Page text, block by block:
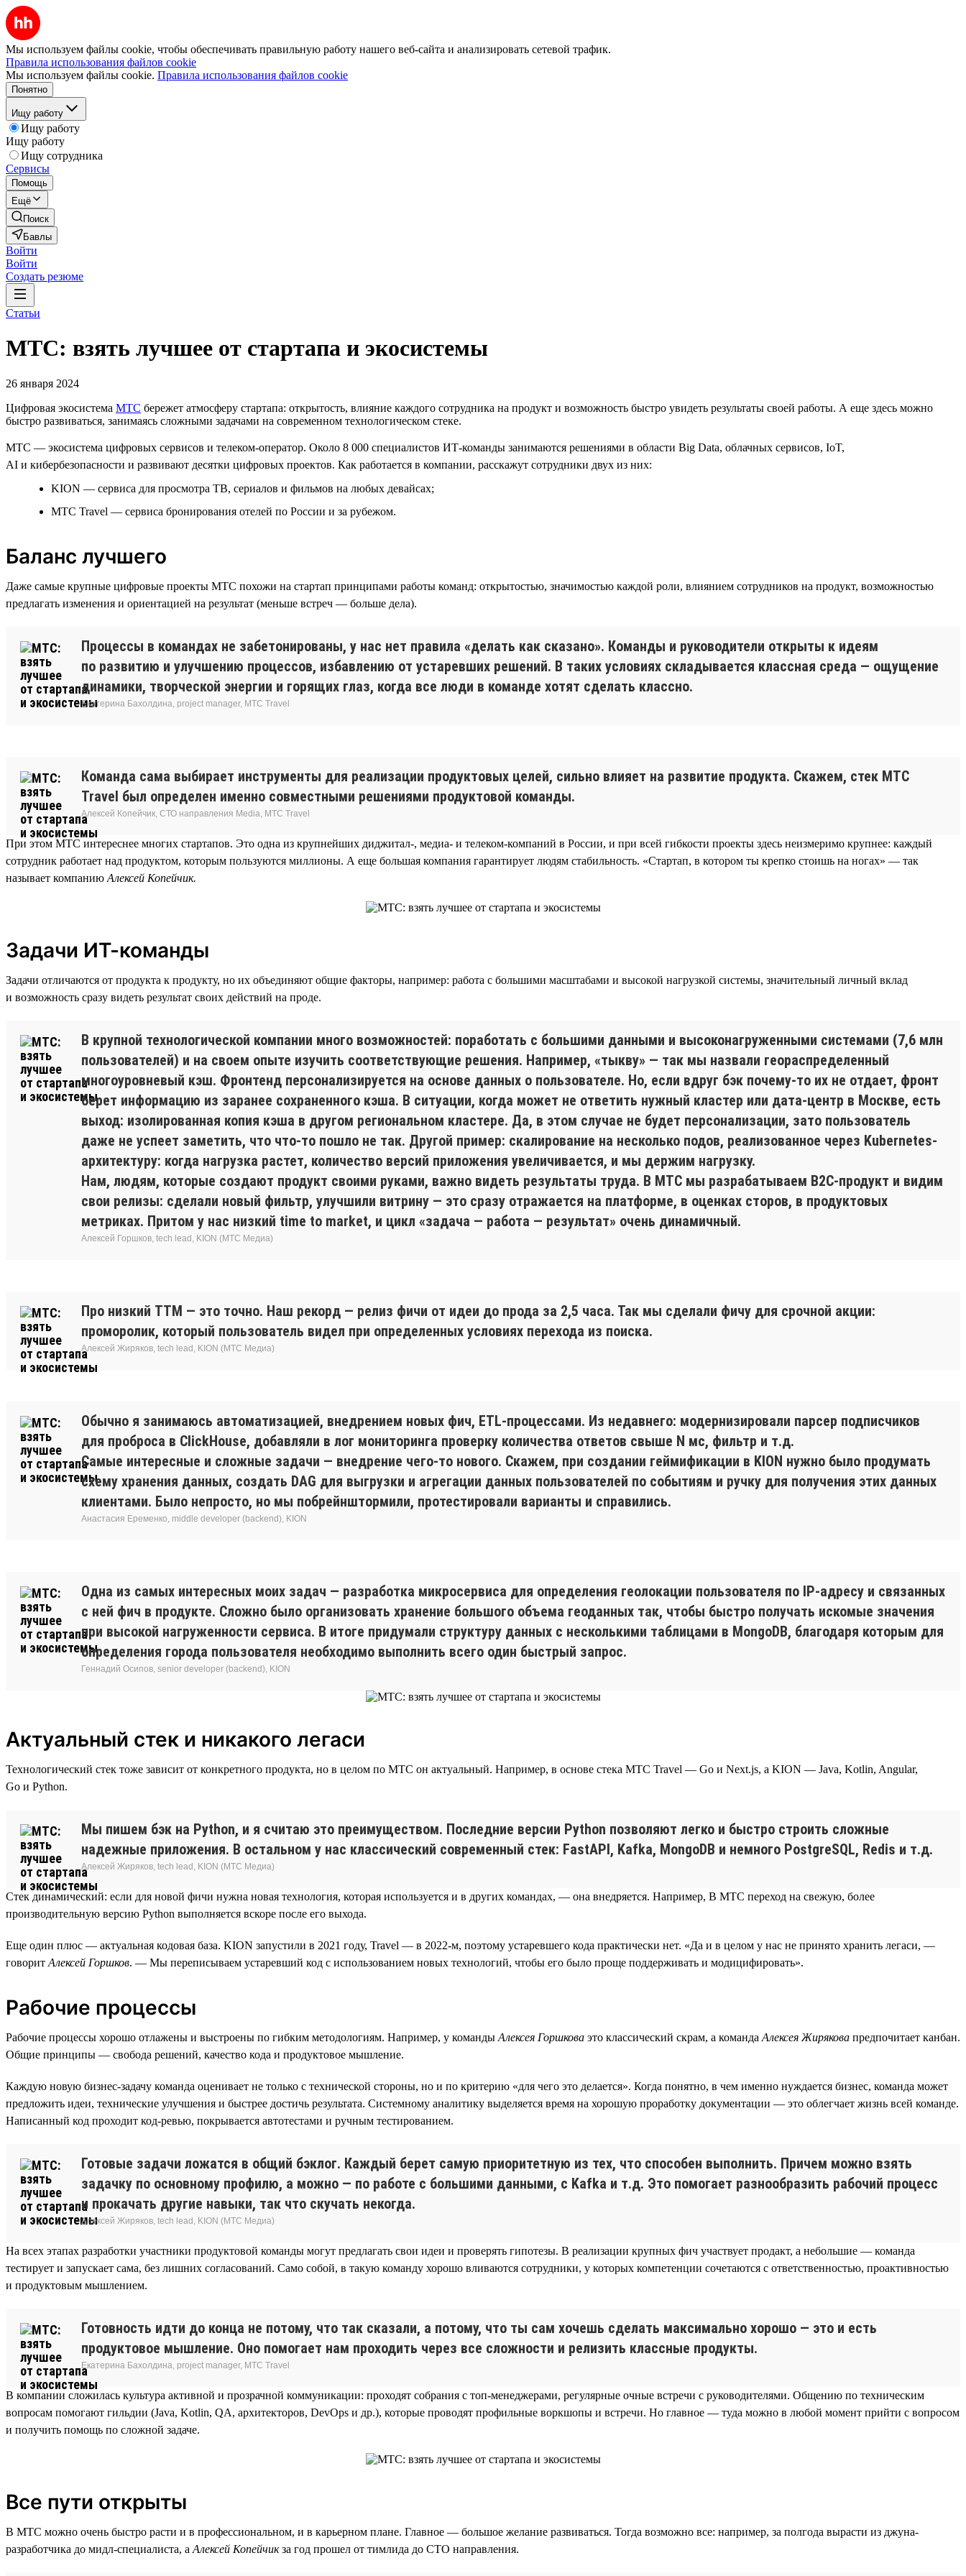
Мы используем файлы cookie, чтобы обеспечивать правильную работу нашего веб-сайта и анализировать сетевой трафик.
Правила использования файлов cookie
Мы используем файлы cookie. Правила использования файлов cookie
Понятно
Ищу работу
Ищу работу
Ищу работу
Ищу сотрудника
Сервисы
Помощь
Ещё
Поиск
Бавлы
Войти
Войти
Создать резюме
Статьи
МТС: взять лучшее от стартапа и экосистемы
26 января 2024
Цифровая экосистема МТС бережет атмосферу стартапа: открытость, влияние каждого сотрудника на продукт и возможность быстро увидеть результаты своей работы. А еще здесь можно
быстро развиваться, занимаясь сложными задачами на современном технологическом стеке.
МТС — экосистема цифровых сервисов и телеком-оператор. Около 8 000 специалистов ИТ-команды занимаются решениями в области Big Data, облачных сервисов, IoT,
AI и кибербезопасности и развивают десятки цифровых проектов. Как работается в компании, расскажут сотрудники двух из них:
KION — сервиса для просмотра ТВ, сериалов и фильмов на любых девайсах;
МТС Travel — сервиса бронирования отелей по России и за рубежом.
Баланс лучшего
Даже самые крупные цифровые проекты МТС похожи на стартап принципами работы команд: открытостью, значимостью каждой роли, влиянием сотрудников на продукт, возможностью
предлагать изменения и ориентацией на результат (меньше встреч — больше дела).
Процессы в командах не забетонированы, у нас нет правила «делать как сказано». Команды и руководители открыты к идеям
по развитию и улучшению процессов, избавлению от устаревших решений. В таких условиях складывается классная среда — ощущение
динамики, творческой энергии и горящих глаз, когда все люди в команде хотят сделать классно.
Екатерина Бахолдина, project manager, МТС Travel
Команда сама выбирает инструменты для реализации продуктовых целей, сильно влияет на развитие продукта. Скажем, стек МТС
Travel был определен именно совместными решениями продуктовой команды.
Алексей Копейчик, СТО направления Media, МТС Travel
При этом МТС интереснее многих стартапов. Это одна из крупнейших диджитал-, медиа- и телеком-компаний в России, и при всей гибкости проекты здесь неизмеримо крупнее: каждый
сотрудник работает над продуктом, которым пользуются миллионы. А еще большая компания гарантирует людям стабильность. «Стартап, в котором ты крепко стоишь на ногах» — так
называет компанию Алексей Копейчик.
Задачи ИТ-команды
Задачи отличаются от продукта к продукту, но их объединяют общие факторы, например: работа с большими масштабами и высокой нагрузкой системы, значительный личный вклад
и возможность сразу видеть результат своих действий на проде.
В крупной технологической компании много возможностей: поработать с большими данными и высоконагруженными системами (7,6 млн
пользователей) и на своем опыте изучить соответствующие решения. Например, «тыкву» — так мы назвали геораспределенный
многоуровневый кэш. Фронтенд персонализируется на основе данных о пользователе. Но, если вдруг бэк почему-то их не отдает, фронт
берет информацию из заранее сохраненного кэша. В ситуации, когда может не ответить нужный кластер или дата-центр в Москве, есть
выход: изолированная копия кэша в другом региональном кластере. Да, в этом случае не будет персонализации, зато пользователь
даже не успеет заметить, что что-то пошло не так. Другой пример: скалирование на несколько подов, реализованное через Kubernetes-
архитектуру: когда нагрузка растет, количество версий приложения увеличивается, и мы держим нагрузку.
Нам, людям, которые создают продукт своими руками, важно видеть результаты труда. В МТС мы разрабатываем B2C-продукт и видим
свои релизы: сделали новый фильтр, улучшили витрину — это сразу отражается на платформе, в оценках сторов, в продуктовых
метриках. Притом у нас низкий time to market, и цикл «задача — работа — результат» очень динамичный.
Алексей Горшков, tech lead, KION (МТС Медиа)
Про низкий TTM — это точно. Наш рекорд — релиз фичи от идеи до прода за 2,5 часа. Так мы сделали фичу для срочной акции:
проморолик, который пользователь видел при определенных условиях перехода из поиска.
Алексей Жиряков, tech lead, KION (МТС Медиа)
Обычно я занимаюсь автоматизацией, внедрением новых фич, ETL-процессами. Из недавнего: модернизировали парсер подписчиков
для проброса в ClickHouse, добавляли в лог мониторинга проверку количества ответов свыше N мс, фильтр и т.д.
Самые интересные и сложные задачи — внедрение чего-то нового. Скажем, при создании геймификации в KION нужно было продумать
схему хранения данных, создать DAG для выгрузки и агрегации данных пользователей по событиям и ручку для получения этих данных
клиентами. Было непросто, но мы побрейнштормили, протестировали варианты и справились.
Анастасия Еременко, middle developer (backend), KION
Одна из самых интересных моих задач — разработка микросервиса для определения геолокации пользователя по IP-адресу и связанных
с ней фич в продукте. Сложно было организовать хранение большого объема геоданных так, чтобы быстро получать искомые значения
при высокой нагруженности сервиса. В итоге придумали структуру данных с несколькими таблицами в MongoDB, благодаря которым для
определения города пользователя необходимо выполнить всего один быстрый запрос.
Геннадий Осипов, senior developer (backend), KION
Актуальный стек и никакого легаси
Технологический стек тоже зависит от конкретного продукта, но в целом по МТС он актуальный. Например, в основе стека МТС Travel — Go и Next.js, а KION — Java, Kotlin, Angular,
Go и Python.
Мы пишем бэк на Python, и я считаю это преимуществом. Последние версии Python позволяют легко и быстро строить сложные
надежные приложения. В остальном у нас классический современный стек: FastAPI, Kafka, MongoDB и немного PostgreSQL, Redis и т.д.
Алексей Жиряков, tech lead, KION (МТС Медиа)
Стек динамический: если для новой фичи нужна новая технология, которая используется и в других командах, — она внедряется. Например, В МТС переход на свежую, более
производительную версию Python выполняется вскоре после его выхода.
Еще один плюс — актуальная кодовая база. KION запустили в 2021 году, Travel — в 2022-м, поэтому устаревшего кода практически нет. «Да и в целом у нас не принято хранить легаси, —
говорит Алексей Горшков. — Мы переписываем устаревший код с использованием новых технологий, чтобы его было проще поддерживать и модицифировать».
Рабочие процессы
Рабочие процессы хорошо отлажены и выстроены по гибким методологиям. Например, у команды Алексея Горшкова это классический скрам, а команда Алексея Жирякова предпочитает канбан.
Общие принципы — свобода решений, качество кода и продуктовое мышление.
Каждую новую бизнес-задачу команда оценивает не только с технической стороны, но и по критерию «для чего это делается». Когда понятно, в чем именно нуждается бизнес, команда может
предложить идеи, технические улучшения и быстрее достичь результата. Системному аналитику выделяется время на хорошую проработку документации — это облегчает жизнь всей команде.
Написанный код проходит код-ревью, покрывается автотестами и ручным тестированием.
Готовые задачи ложатся в общий бэклог. Каждый берет самую приоритетную из тех, что способен выполнить. Причем можно взять
задачку по основному профилю, а можно — по работе с большими данными, с Kafka и т.д. Это помогает разнообразить рабочий процесс
и прокачать другие навыки, так что скучать некогда.
Алексей Жиряков, tech lead, KION (МТС Медиа)
На всех этапах разработки участники продуктовой команды могут предлагать свои идеи и проверять гипотезы. В реализации крупных фич участвует продакт, а небольшие — команда
тестирует и запускает сама, без лишних согласований. Само собой, в такую команду хорошо вливаются сотрудники, у которых компетенции сочетаются с ответственностью, проактивностью
и продуктовым мышлением.
Готовность идти до конца не потому, что так сказали, а потому, что ты сам хочешь сделать максимально хорошо — это и есть
продуктовое мышление. Оно помогает нам проходить через все сложности и релизить классные продукты.
Екатерина Бахолдина, project manager, МТС Travel
В компании сложилась культура активной и прозрачной коммуникации: проходят собрания с топ-менеджерами, регулярные очные встречи с руководителями. Общению по техническим
вопросам помогают гильдии (Java, Kotlin, QA, архитекторов, DevOps и др.), которые проводят профильные воркшопы и встречи. Но главное — туда можно в любой момент прийти с вопросом
и получить помощь по сложной задаче.
Все пути открыты
В МТС можно очень быстро расти и в профессиональном, и в карьерном плане. Главное — большое желание развиваться. Тогда возможно все: например, за полгода вырасти из джуна-
разработчика до мидл-специалиста, а Алексей Копейчикза год прошел от тимлида до CTO направления.